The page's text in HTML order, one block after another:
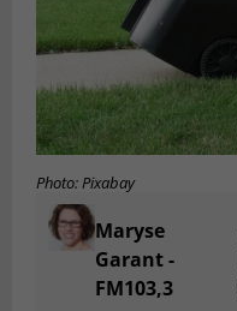
Photo: Pixabay
Maryse
Garant -
FM103,3